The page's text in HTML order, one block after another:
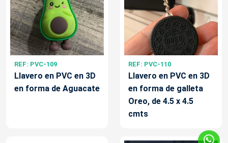
REF: PVC-109
Llavero en PVC en 3D
en forma de Aguacate
REF: PVC-110
Llavero en PVC en 3D
en forma de galleta
Oreo, de 4.5 x 4.5
cmts